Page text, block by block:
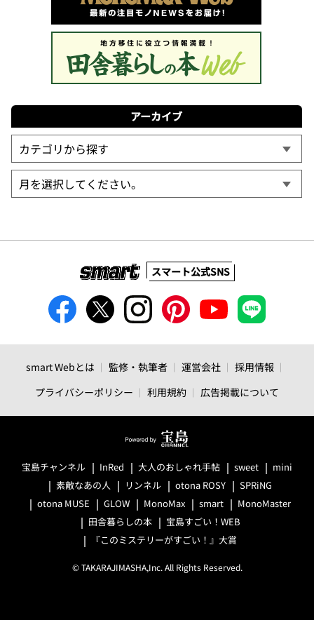
アーカイブ
スマート公式SNS
smart Webとは 監修・執筆者 運営会社
採用情報
プライバシーポリシー
利用規約 広告掲載について
宝島チャンネル InRed 大人のおしゃれ手帖 sweet
mini
素敵なあの人
リンネル otona ROSY
SPRiNG
otona MUSE
GLOW MonoMax smart
MonoMaster
田舎暮らしの本
宝島すごい！WEB
『このミステリーがすごい！』大賞
© TAKARAJIMASHA,Inc. All Rights Reserved.